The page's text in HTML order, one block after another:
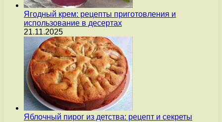
Ягодный крем: рецепты приготовления и
использование в десертах
21.11.2025
Яблочный пирог из детства: рецепт и секреты